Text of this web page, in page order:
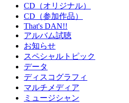
CD（オリジナル）
CD（参加作品）
That's DAN!!
アルバム試聴
お知らせ
スペシャルトピック
データ
ディスコグラフィ
マルチメディア
ミュージシャン